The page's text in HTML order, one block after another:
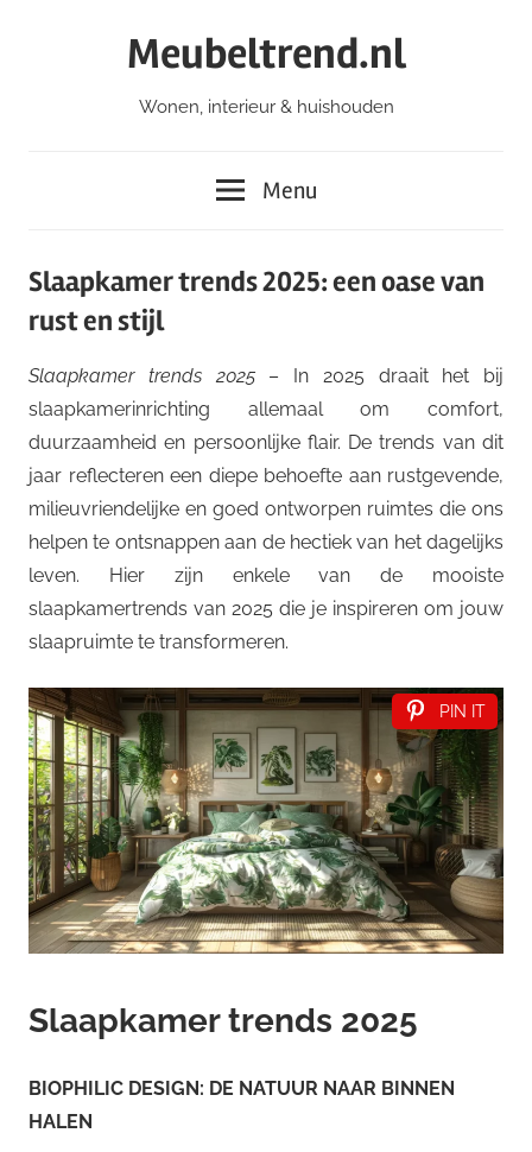
Meubeltrend.nl
Wonen, interieur & huishouden
Menu
Slaapkamer trends 2025: een oase van
rust en stijl
Slaapkamer trends 2025– In 2025 draait het bij
slaapkamerinrichting allemaal om comfort,
duurzaamheid en persoonlijke flair. De trends van dit
jaar reflecteren een diepe behoefte aan rustgevende,
milieuvriendelijke en goed ontworpen ruimtes die ons
helpen te ontsnappen aan de hectiek van het dagelijks
leven. Hier zijn enkele van de mooiste
slaapkamertrends van 2025 die je inspireren om jouw
slaapruimte te transformeren.
PIN IT
Slaapkamer trends 2025
BIOPHILIC DESIGN: DE NATUUR NAAR BINNEN
HALEN